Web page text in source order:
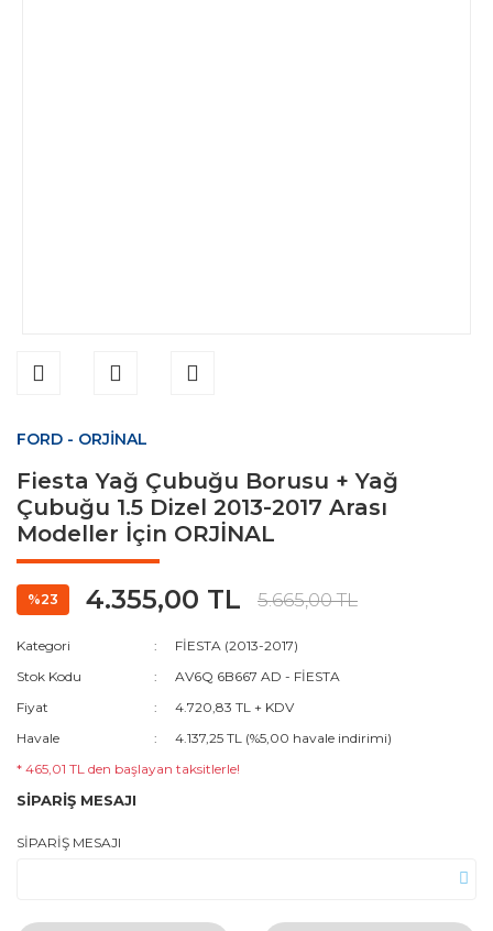
FORD - ORJİNAL
Fiesta Yağ Çubuğu Borusu + Yağ
Çubuğu 1.5 Dizel 2013-2017 Arası
Modeller İçin ORJİNAL
%23 4.355,00 TL 5.665,00 TL
Kategori
FİESTA (2013-2017)
Stok Kodu
AV6Q 6B667 AD - FİESTA
Fiyat
4.720,83 TL + KDV
Havale
4.137,25 TL (%5,00 havale indirimi)
* 465,01 TL den başlayan taksitlerle!
SİPARİŞ MESAJI
SİPARİŞ MESAJI